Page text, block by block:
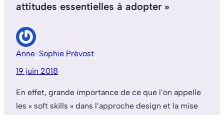
attitudes essentielles à adopter »
Anne-Sophie Prévost
19 juin 2018
En effet, grande importance de ce que l’on appelle
les « soft skills » dans l’approche design et la mise